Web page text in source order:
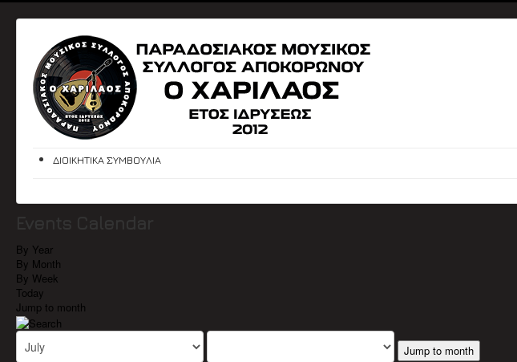
ΔΙΟΙΚΗΤΙΚΑ ΣΥΜΒΟΥΛΙΑ
By Year
By Month
By Week
Today
Jump to month
Jump to month